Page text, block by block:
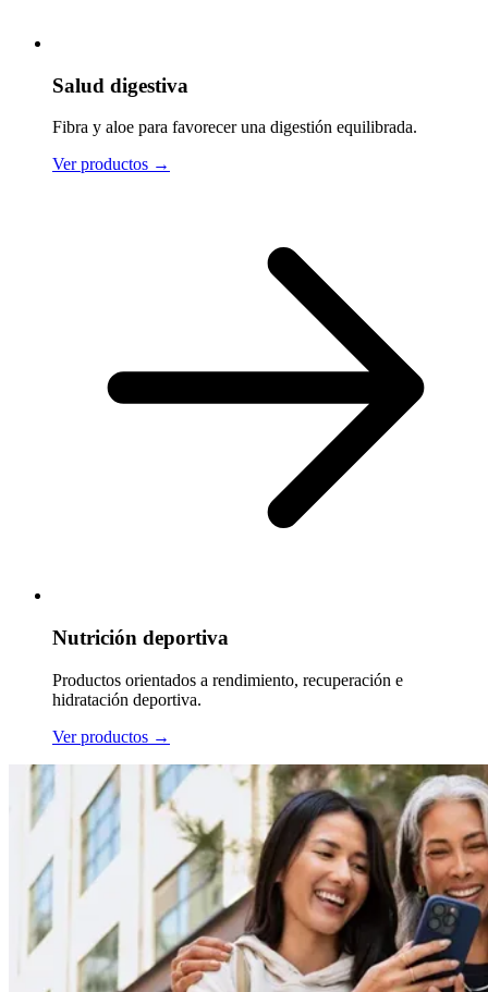
Salud digestiva
Fibra y aloe para favorecer una digestión equilibrada.
Ver productos →
Nutrición deportiva
Productos orientados a rendimiento, recuperación e
hidratación deportiva.
Ver productos →